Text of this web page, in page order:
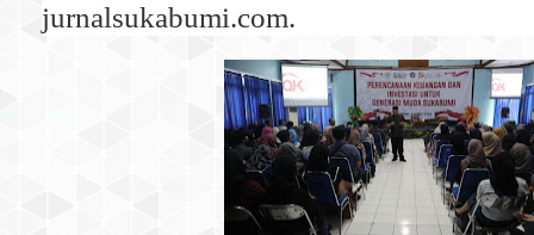
jurnalsukabumi.com.